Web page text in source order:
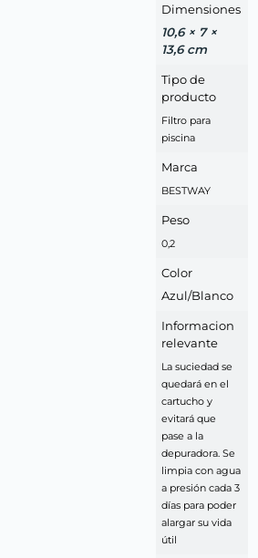
Dimensiones
10,6 × 7 ×
13,6 cm
Tipo de
producto
Filtro para
piscina
Marca
BESTWAY
Peso
0,2
Color
Azul/Blanco
Informacion
relevante
La suciedad se
quedará en el
cartucho y
evitará que
pase a la
depuradora. Se
limpia con agua
a presión cada 3
días para poder
alargar su vida
útil